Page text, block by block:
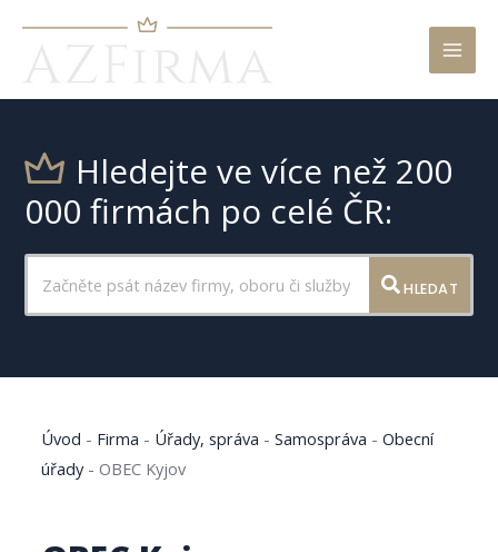
Hledejte ve více než 200
000 firmách po celé ČR:
HLEDAT
Úvod - Firma - Úřady, správa -Samospráva -Obecní
úřady-OBEC Kyjov